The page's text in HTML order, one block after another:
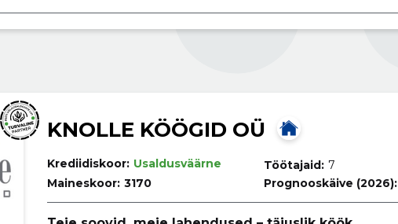
KNOLLE KÖÖGID OÜ
Krediidiskoor: Usaldusväärne
Maineskoor: 3170
Töötajaid: 7
Prognooskäive (2026):